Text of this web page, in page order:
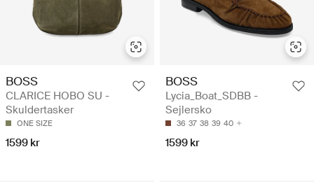
BOSS
CLARICE HOBO SU -
Skuldertasker
ONE SIZE
1599 kr
BOSS
Lycia_Boat_SDBB -
Sejlersko
36 37 38 39 40
1599 kr